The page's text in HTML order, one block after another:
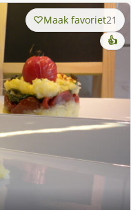
Maak favoriet21
👍